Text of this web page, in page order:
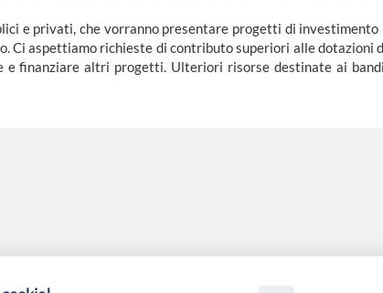
e privati, che vorranno presentare progetti di investimento
aspettiamo richieste di contributo superiori alle dotazioni
finanziare altri progetti. Ulteriori risorse destinate ai